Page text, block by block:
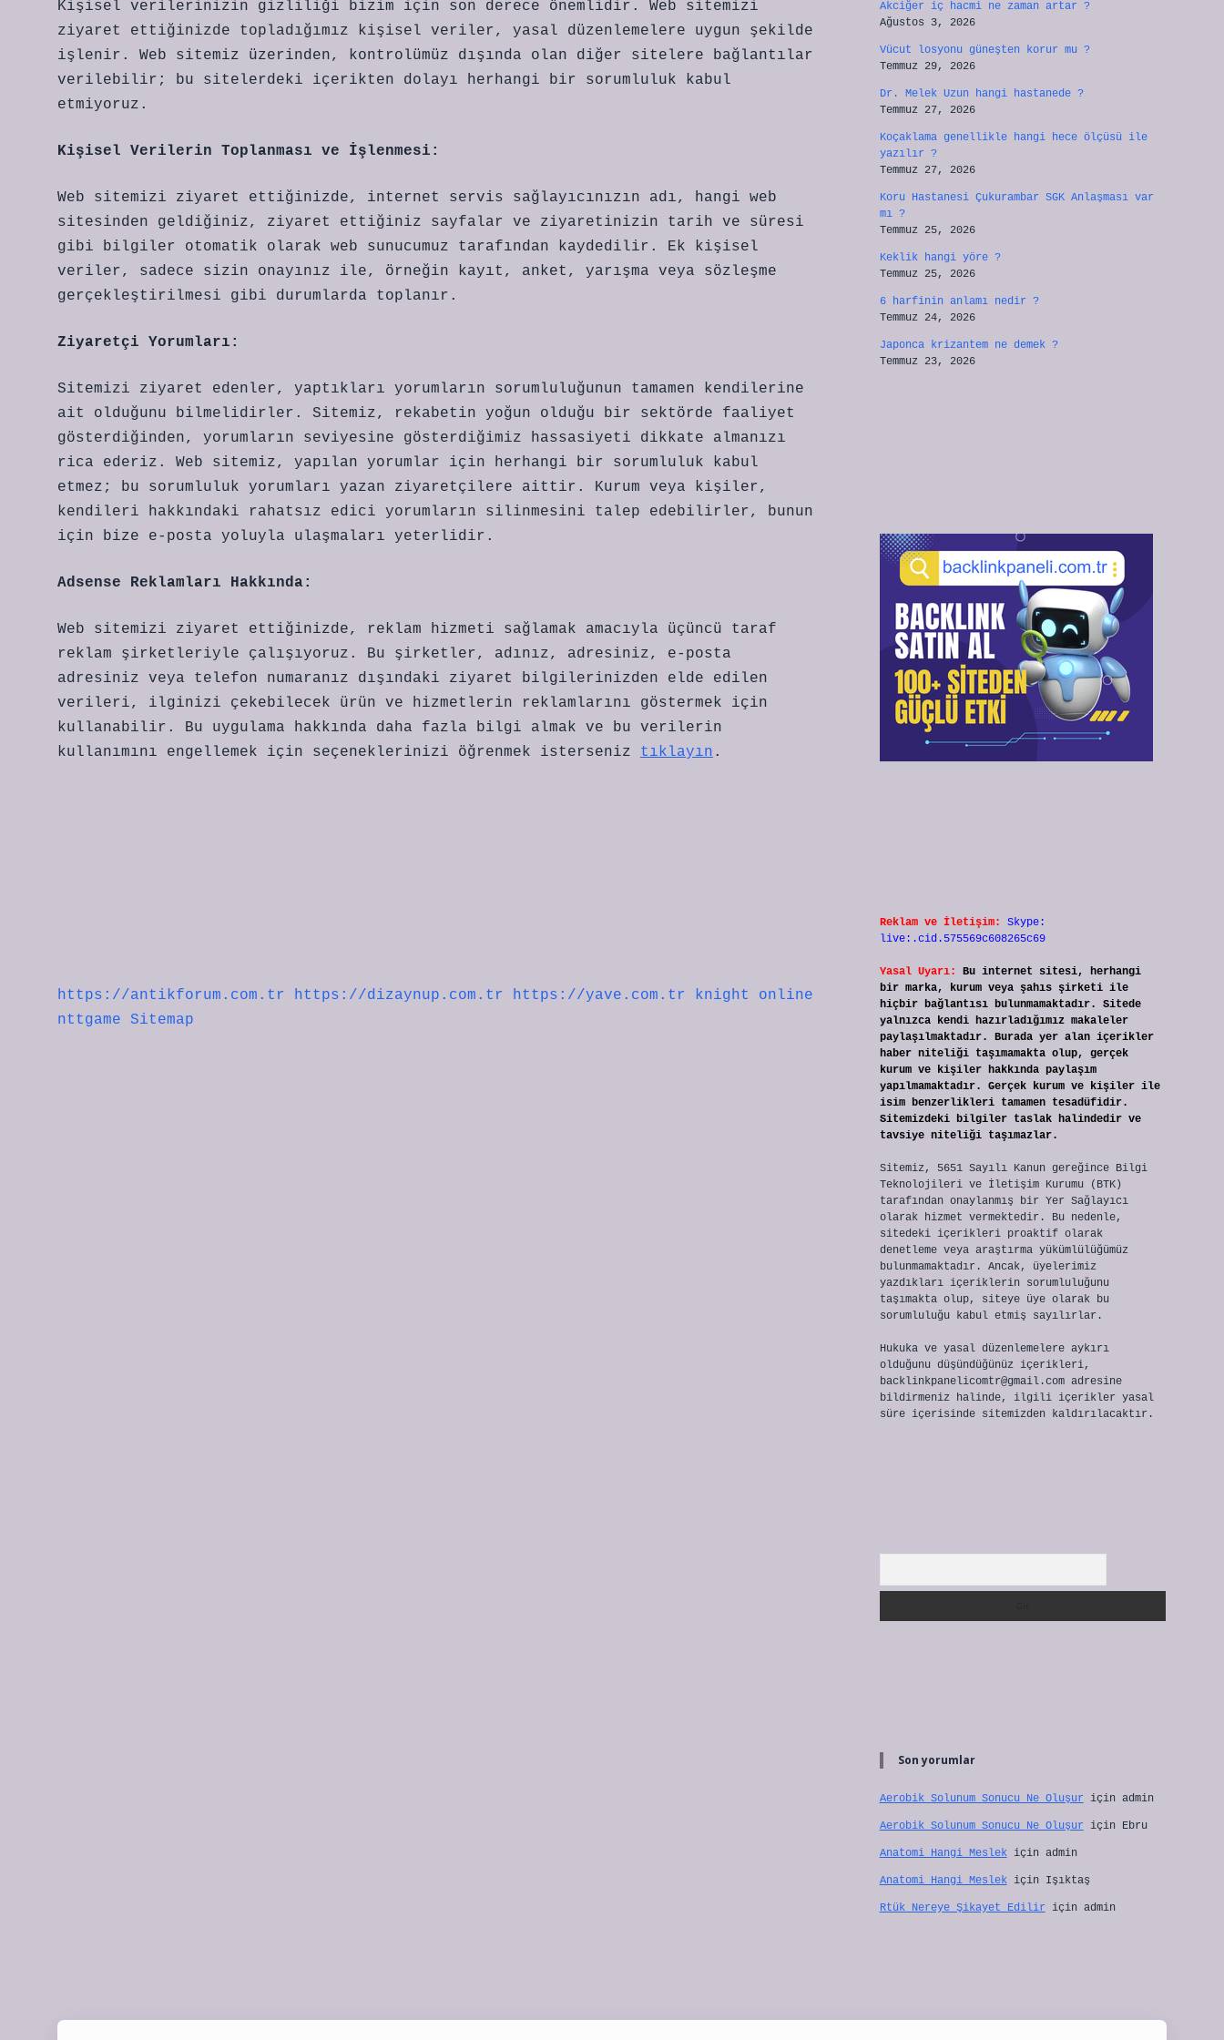
Kişisel verilerinizin gizliliği bizim için son derece önemlidir. Web sitemizi
ziyaret ettiğinizde topladığımız kişisel veriler, yasal düzenlemelere uygun şekilde
işlenir. Web sitemiz üzerinden, kontrolümüz dışında olan diğer sitelere bağlantılar
verilebilir; bu sitelerdeki içerikten dolayı herhangi bir sorumluluk kabul
etmiyoruz.
Kişisel Verilerin Toplanması ve İşlenmesi:
Web sitemizi ziyaret ettiğinizde, internet servis sağlayıcınızın adı, hangi web
sitesinden geldiğiniz, ziyaret ettiğiniz sayfalar ve ziyaretinizin tarih ve süresi
gibi bilgiler otomatik olarak web sunucumuz tarafından kaydedilir. Ek kişisel
veriler, sadece sizin onayınız ile, örneğin kayıt, anket, yarışma veya sözleşme
gerçekleştirilmesi gibi durumlarda toplanır.
Ziyaretçi Yorumları:
Sitemizi ziyaret edenler, yaptıkları yorumların sorumluluğunun tamamen kendilerine
ait olduğunu bilmelidirler. Sitemiz, rekabetin yoğun olduğu bir sektörde faaliyet
gösterdiğinden, yorumların seviyesine gösterdiğimiz hassasiyeti dikkate almanızı
rica ederiz. Web sitemiz, yapılan yorumlar için herhangi bir sorumluluk kabul
etmez; bu sorumluluk yorumları yazan ziyaretçilere aittir. Kurum veya kişiler,
kendileri hakkındaki rahatsız edici yorumların silinmesini talep edebilirler, bunun
için bize e-posta yoluyla ulaşmaları yeterlidir.
Adsense Reklamları Hakkında:
Web sitemizi ziyaret ettiğinizde, reklam hizmeti sağlamak amacıyla üçüncü taraf
reklam şirketleriyle çalışıyoruz. Bu şirketler, adınız, adresiniz, e-posta
adresiniz veya telefon numaranız dışındaki ziyaret bilgilerinizden elde edilen
verileri, ilginizi çekebilecek ürün ve hizmetlerin reklamlarını göstermek için
kullanabilir. Bu uygulama hakkında daha fazla bilgi almak ve bu verilerin
kullanımını engellemek için seçeneklerinizi öğrenmek isterseniz tıklayın .
https://antikforum.com.tr https://dizaynup.com.tr https://yave.com.tr
knight online
nttgame
Sitemap
Akciğer iç hacmi ne zaman artar ?
Ağustos 3, 2026
Vücut losyonu güneşten korur mu ?
Temmuz 29, 2026
Dr. Melek Uzun hangi hastanede ?
Temmuz 27, 2026
Koçaklama genellikle hangi hece ölçüsü ile
yazılır ?
Temmuz 27, 2026
Koru Hastanesi Çukurambar SGK Anlaşması var
mı ?
Temmuz 25, 2026
Keklik hangi yöre ?
Temmuz 25, 2026
6 harfinin anlamı nedir ?
Temmuz 24, 2026
Japonca krizantem ne demek ?
Temmuz 23, 2026
Reklam ve İletişim:
Skype:
live:.cid.575569c608265c69
Yasal Uyarı:
Bu internet sitesi, herhangi
bir marka, kurum veya şahıs şirketi ile
hiçbir bağlantısı bulunmamaktadır. Sitede
yalnızca kendi hazırladığımız makaleler
paylaşılmaktadır. Burada yer alan içerikler
haber niteliği taşımamakta olup, gerçek
kurum ve kişiler hakkında paylaşım
yapılmamaktadır. Gerçek kurum ve kişiler ile
isim benzerlikleri tamamen tesadüfidir.
Sitemizdeki bilgiler taslak halindedir ve
tavsiye niteliği taşımazlar.
Sitemiz, 5651 Sayılı Kanun gereğince Bilgi
Teknolojileri ve İletişim Kurumu (BTK)
tarafından onaylanmış bir Yer Sağlayıcı
olarak hizmet vermektedir. Bu nedenle,
sitedeki içerikleri proaktif olarak
denetleme veya araştırma yükümlülüğümüz
bulunmamaktadır. Ancak, üyelerimiz
yazdıkları içeriklerin sorumluluğunu
taşımakta olup, siteye üye olarak bu
sorumluluğu kabul etmiş sayılırlar.
Hukuka ve yasal düzenlemelere aykırı
olduğunu düşündüğünüz içerikleri,
backlinkpanelicomtr@gmail.comadresine
bildirmeniz halinde, ilgili içerikler yasal
süre içerisinde sitemizden kaldırılacaktır.
Son yorumlar
Aerobik Solunum Sonucu Ne Oluşur için admin
Aerobik Solunum Sonucu Ne Oluşur için Ebru
Anatomi Hangi Meslekiçin admin
Anatomi Hangi Meslekiçin Işıktaş
Rtük Nereye Şikayet Edilir için admin